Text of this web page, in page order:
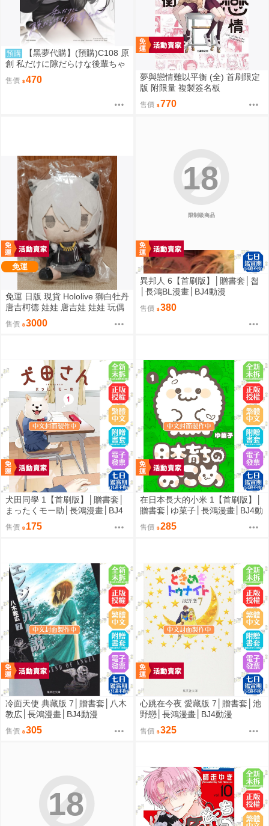
預購
【黑夢代購】(預購)C108 原
創 私だけに隙だらけな後輩ちゃ
ん 社團名:saeu 繪師:saeu
售價 470
夢與戀情難以平衡 (全) 首刷限定
版 附限量 複製簽名板
售價 770
免運
免運 日版 現貨 Hololive 獅白牡丹
唐吉柯德 娃娃 唐吉娃 娃娃 玩偶
ドン・キホーテ もちどる 獅白ぼ
たん
售價 3000
限制級商品
18
異邦人 6【首刷版】│贈書套│첩
│長鴻BL漫畫│BJ4動漫
售價 380
犬田同學 1【首刷版】│贈書套│
まったくモー助│長鴻漫畫│BJ4
售價 175
在日本長大的小米 1【首刷版】│
贈書套│ゆ菓子│長鴻漫畫│BJ4動
售價 285
冷面天使 典藏版 7│贈書套│八木
教広│長鴻漫畫│BJ4動漫
售價 305
心跳在今夜 愛藏版 7│贈書套│池
野戀│長鴻漫畫│BJ4動漫
售價 325
18